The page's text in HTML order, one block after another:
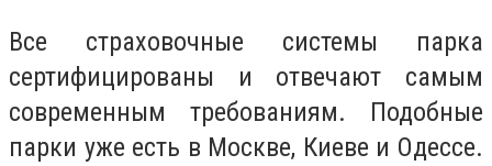
Все страховочные системы парка
сертифицированы и отвечают самым
современным требованиям. Подобные
парки уже есть в Москве, Киеве и Одессе.